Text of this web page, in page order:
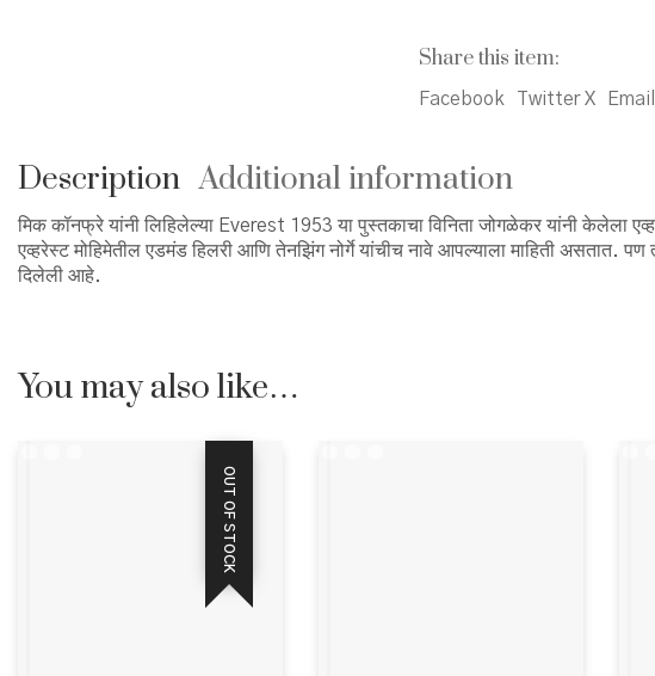
Share this item:
Facebook Twitter X Email
Description Additional information
मिक कॉनफ्रे यांनी लिहिलेल्या Everest 1953 या पुस्तकाचा विनिता जोगळेकर यांनी केलेला
एव्हरेस्ट मोहिमेतील एडमंड हिलरी आणि तेनझिंग नोर्गे यांचीच नावे आपल्याला माहिती असतात. पण
दिलेली आहे.
You may also like…
OUT OF STOCK